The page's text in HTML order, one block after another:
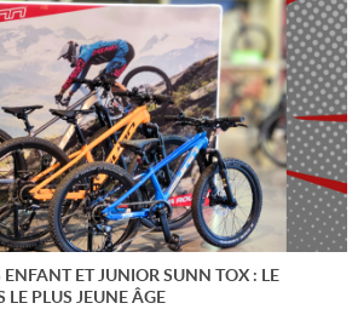
ET JUNIOR SUNN TOX : LE
LE PLUS JEUNE ÂGE